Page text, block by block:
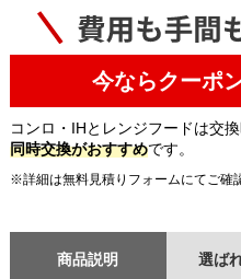
今ならクーポ
コンロ・IHとレンジフードは交
同時交換がおすすめです。
※詳細は無料見積りフォームにてご確
商品説明 選ば